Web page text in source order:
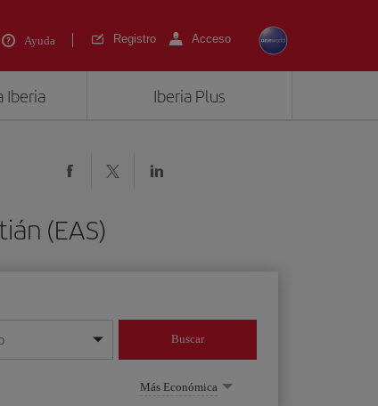
Ayuda Registro Acceso
Iberia Iberia Plus
(EAS)
año
Buscar
Más Económica